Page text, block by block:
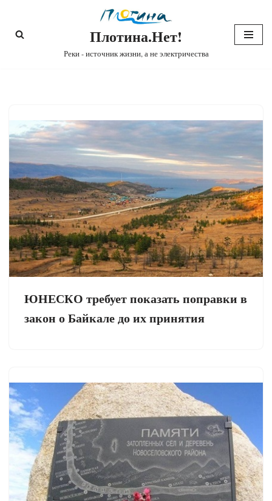
Перейти
Плотина.Нет!
Реки - источник жизни, а не электричества
ЮНЕСКО требует показать поправки в
закон о Байкале до их принятия